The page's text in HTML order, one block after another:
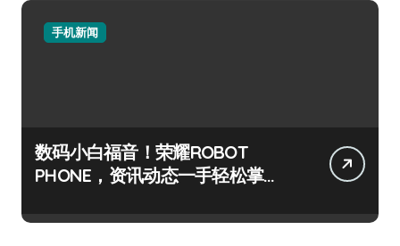
手机新闻
数码小白福音！荣耀ROBOT
PHONE，资讯动态一手轻松掌